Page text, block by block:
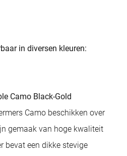
in diversen kleuren:
Camo Black-Gold
Camo beschikken over
gemaak van hoge kwaliteit
bevat een dikke stevige